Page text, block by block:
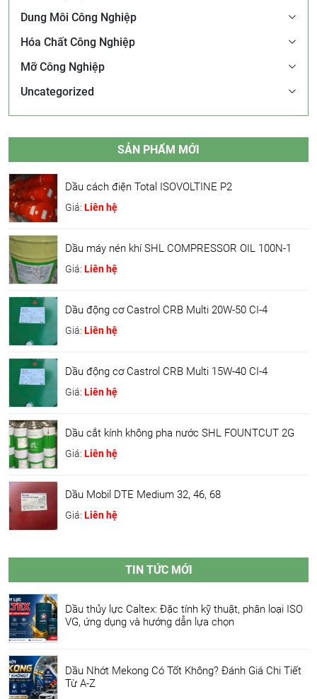
Dung Môi Công Nghiệp
Hóa Chất Công Nghiệp
Mỡ Công Nghiệp
Uncategorized
SẢN PHẨM MỚI
Dầu cách điện Total ISOVOLTINE P2
Giá: Liên hệ
Dầu máy nén khí SHL COMPRESSOR OIL 100N-1
Giá: Liên hệ
Dầu động cơ Castrol CRB Multi 20W-50 CI-4
Giá: Liên hệ
Dầu động cơ Castrol CRB Multi 15W-40 CI-4
Giá: Liên hệ
Dầu cắt kính không pha nước SHL FOUNTCUT 2G
Giá: Liên hệ
Dầu Mobil DTE Medium 32, 46, 68
Giá: Liên hệ
TIN TỨC MỚI
Dầu thủy lực Caltex: Đặc tính kỹ thuật, phân loại ISO
VG, ứng dụng và hướng dẫn lựa chọn
Dầu Nhớt Mekong Có Tốt Không? Đánh Giá Chi Tiết
Từ A-Z